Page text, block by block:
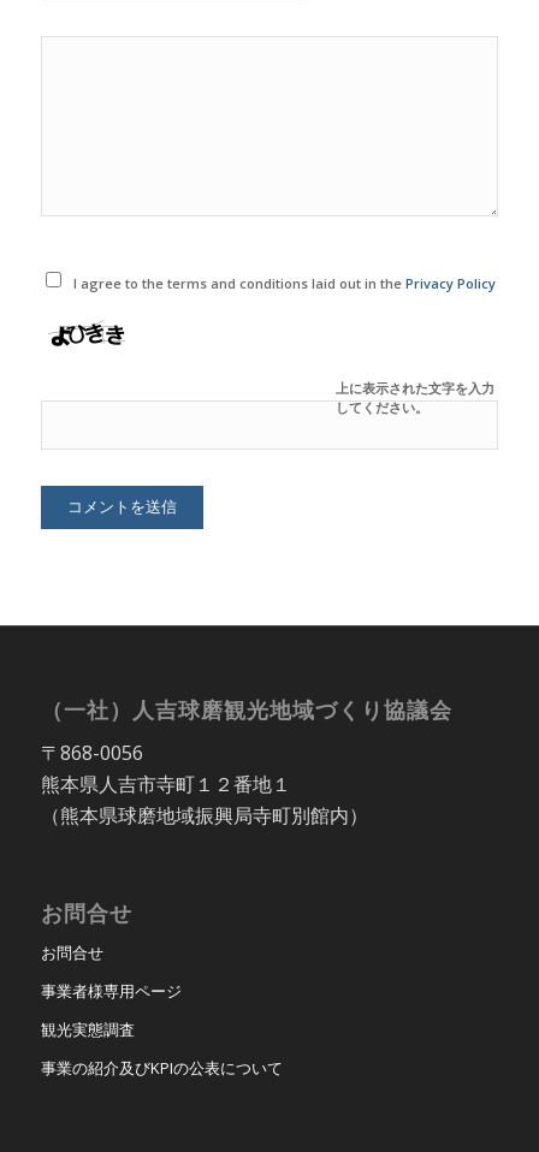
I agree to the terms and conditions laid out in thePrivacy Policy
上に表示された文字を入力
してください。
（一社）人吉球磨観光地域づくり協議会
〒868-0056
熊本県人吉市寺町１２番地１
（熊本県球磨地域振興局寺町別館内）
お問合せ
お問合せ
事業者様専用ページ
観光実態調査
事業の紹介及びKPIの公表について